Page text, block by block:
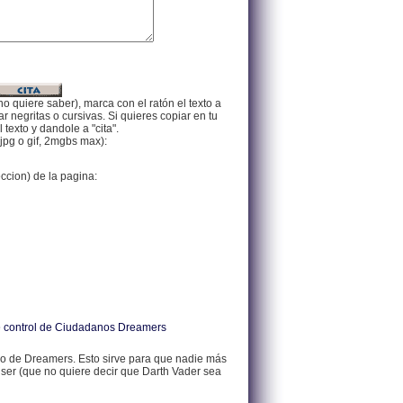
quiere saber), marca con el ratón el texto a
negritas o cursivas. Si quieres copiar en tu
y dandole a "cita".
o gif, 2mgbs max):
de la pagina:
de Ciudadanos Dreamers
de Dreamers. Esto sirve para que nadie más
(que no quiere decir que Darth Vader sea